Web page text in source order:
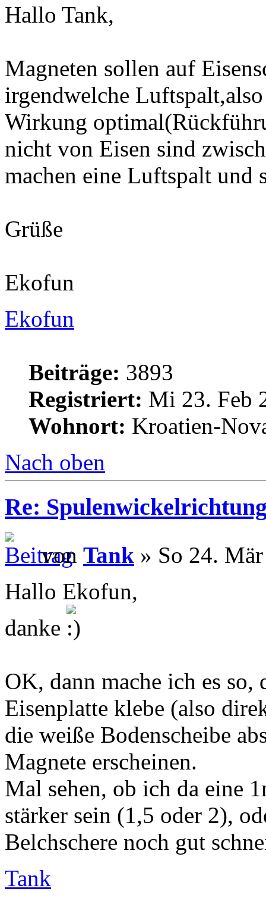
Hallo Tank,
Magneten sollen auf
irgendwelche
Wirkung
nicht von Eisen sind
machen eine Luftspalt und
Grüße
Ekofun
Ekofun
Beiträge: 3893
Registriert: Mi 23. Feb
Wohnort: Kroatien-
Nach oben
Re:
von Tank » So 24.
Hallo Ekofun,
danke
OK, dann mache ich es
Eisenplatte klebe (also
die weiße Bodenscheibe
Magnete erscheinen.
Mal sehen, ob ich da eine
stärker sein (1,5 oder 2),
Belchschere noch gut
Tank